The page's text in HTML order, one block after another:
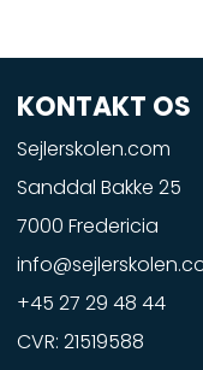
KONTAKT OS
Sejlerskolen.com
Sanddal Bakke 25
7000 Fredericia
+45 27 29 48 44
CVR: 21519588